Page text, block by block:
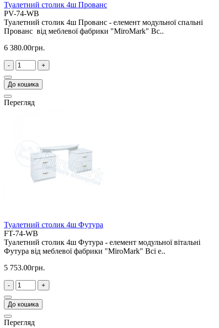
Туалетний столик 4ш Прованс
PV-74-WB
Туалетний столик 4ш Прованс - елемент модульної спальні
Прованс від меблевої фабрики "MiroMark" Вс..
6 380.00грн.
- +
До кошика
Перегляд
Туалетний столик 4ш Футура
FT-74-WB
Туалетний столик 4ш Футура - елемент модульної вітальні
Футура від меблевої фабрики "MiroMark" Всі е..
5 753.00грн.
- +
До кошика
Перегляд